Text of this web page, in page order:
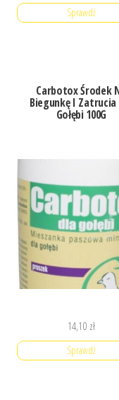
Sprawdź
Carbotox Środek
Biegunkę I Zatrucia
Gołębi 100G
14,10 zł
Sprawdź